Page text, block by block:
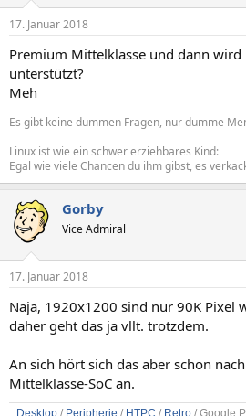
17. Januar 2018
Premium Mittelklasse und dann wird
unterstützt?
Meh
Es gibt keine dummen Fragen, nur dumme
Linux ist wie ein schwer erziehbares Kind:
Egal wie viele Chancen du ihm gibst, es
Gorby
Vice Admiral
17. Januar 2018
Naja, 1920x1200 sind nur 90K Pixel
daher geht das ja vllt. trotzdem.
An sich hört sich das aber schon
Mittelklasse-SoC an.
Desktop / Peripherie / HTPC / Retro / Google